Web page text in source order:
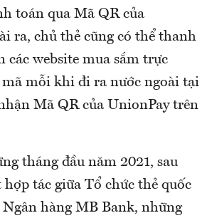
toán qua Mã QR của
ra, chủ thẻ cũng có thể thanh
các website mua sắm trực
mã mỗi khi đi ra nước ngoài tại
Mã QR của UnionPay trên
tháng đầu năm 2021, sau
tác giữa Tổ chức thẻ quốc
hàng MB Bank, những